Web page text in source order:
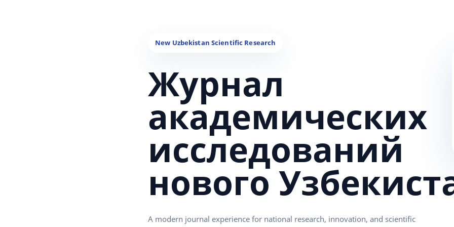
Журнал
академических
исследований
нового